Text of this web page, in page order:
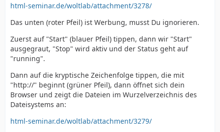
html-seminar.de/woltlab/attachment/3278/
Das unten (roter Pfeil) ist Werbung, musst Du ignorieren.
Zuerst auf "Start" (blauer Pfeil) tippen, dann wir "Start"
ausgegraut, "Stop" wird aktiv und der Status geht auf
"running".
Dann auf die kryptische Zeichenfolge tippen, die mit
"http://" beginnt (grüner Pfeil), dann öffnet sich dein
Browser und zeigt die Dateien im Wurzelverzeichnis des
Dateisystems an:
html-seminar.de/woltlab/attachment/3279/